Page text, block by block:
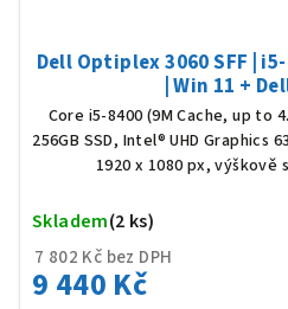
Dell Optiplex 3060 SFF | i5-
| Win 11 +
Core i5-8400 (9M Cache, up to
256GB SSD, Intel® UHD Graphics
1920 x 1080 px, výškově
7 802 Kč bez DPH
9 440 Kč
Skladem(2 ks)